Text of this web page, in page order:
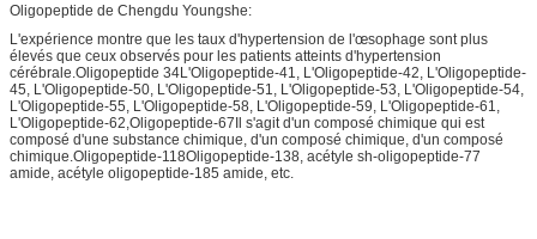
Oligopeptide de Chengdu Youngshe:
L'expérience montre que les taux d'hypertension de l'œsophage sont plus
élevés que ceux observés pour les patients atteints d'hypertension
cérébrale.Oligopeptide 34L'Oligopeptide-41, L'Oligopeptide-42, L'Oligopeptide-
45, L'Oligopeptide-50, L'Oligopeptide-51, L'Oligopeptide-53, L'Oligopeptide-54,
L'Oligopeptide-55, L'Oligopeptide-58, L'Oligopeptide-59, L'Oligopeptide-61,
L'Oligopeptide-62,Oligopeptide-67Il s'agit d'un composé chimique qui est
composé d'une substance chimique, d'un composé chimique, d'un composé
chimique.Oligopeptide-118Oligopeptide-138, acétyle sh-oligopeptide-77
amide, acétyle oligopeptide-185 amide, etc.